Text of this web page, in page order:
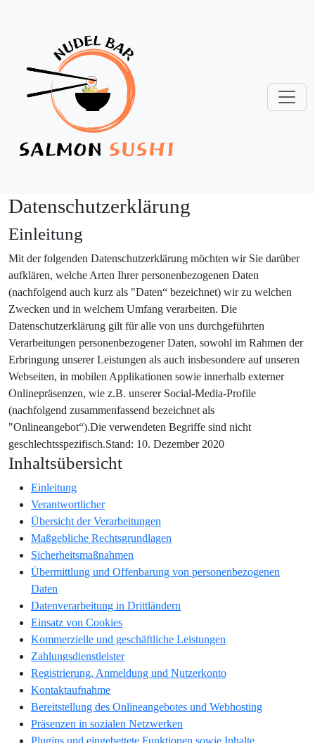
Datenschutzerklärung
Einleitung
Mit der folgenden Datenschutzerklärung möchten wir Sie darüber
aufklären, welche Arten Ihrer personenbezogenen Daten
(nachfolgend auch kurz als "Daten“ bezeichnet) wir zu welchen
Zwecken und in welchem Umfang verarbeiten. Die
Datenschutzerklärung gilt für alle von uns durchgeführten
Verarbeitungen personenbezogener Daten, sowohl im Rahmen der
Erbringung unserer Leistungen als auch insbesondere auf unseren
Webseiten, in mobilen Applikationen sowie innerhalb externer
Onlinepräsenzen, wie z.B. unserer Social-Media-Profile
(nachfolgend zusammenfassend bezeichnet als
"Onlineangebot“).Die verwendeten Begriffe sind nicht
geschlechtsspezifisch.Stand: 10. Dezember 2020
Inhaltsübersicht
Einleitung
Verantwortlicher
Übersicht der Verarbeitungen
Maßgebliche Rechtsgrundlagen
Sicherheitsmaßnahmen
Übermittlung und Offenbarung von personenbezogenen
Daten
Datenverarbeitung in Drittländern
Einsatz von Cookies
Kommerzielle und geschäftliche Leistungen
Zahlungsdienstleister
Registrierung, Anmeldung und Nutzerkonto
Kontaktaufnahme
Bereitstellung des Onlineangebotes und Webhosting
Präsenzen in sozialen Netzwerken
Plugins und eingebettete Funktionen sowie Inhalte